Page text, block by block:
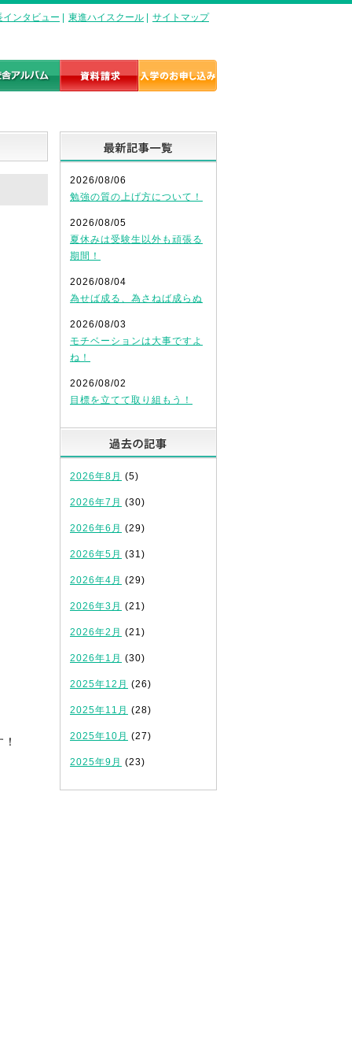
インタビュー 東進ハイスクール サイトマップ
2026/08/06
勉強の質の上げ方について！
2026/08/05
夏休みは受験生以外も頑張る
期間！
2026/08/04
為せば成る、為さねば成らぬ
2026/08/03
モチベーションは大事ですよ
ね！
2026/08/02
目標を立てて取り組もう！
2026年8月 (5)
2026年7月 (30)
2026年6月 (29)
2026年5月 (31)
2026年4月 (29)
2026年3月 (21)
2026年2月 (21)
2026年1月 (30)
2025年12月 (26)
2025年11月 (28)
2025年10月 (27)
2025年9月 (23)